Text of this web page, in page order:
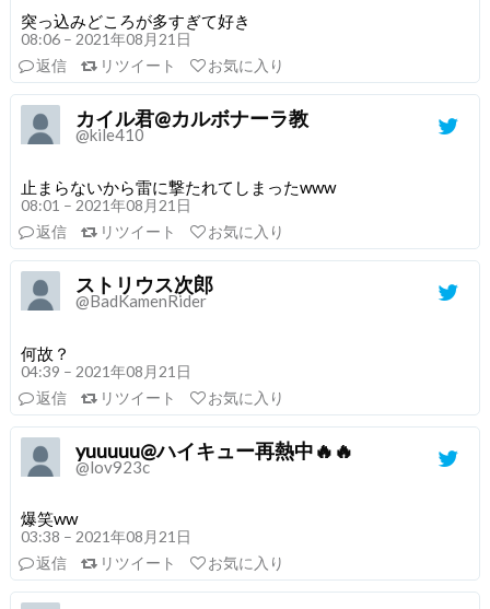
突っ込みどころが多すぎて好き
08:06 – 2021年08月21日
返信
リツイート お気に入り
カイル君@カルボナーラ教
@kile410
止まらないから雷に撃たれてしまったwww
08:01 – 2021年08月21日
返信
リツイート お気に入り
ストリウス次郎
@BadKamenRider
何故？
04:39 – 2021年08月21日
返信
リツイート お気に入り
yuuuuu@ハイキュー再熱中🔥🔥
@lov923c
爆笑ww
03:38 – 2021年08月21日
返信
リツイート お気に入り